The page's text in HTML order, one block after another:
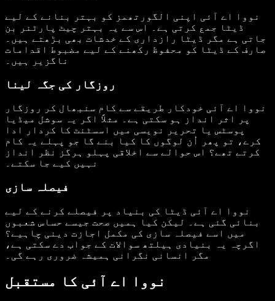
نووا اے آئی اپنی الگورتھمز کو بہتر بنانے کے لیے
ڈیٹا جمع کرتی ہے۔ اس سے یہ بہتر چیٹ پارٹنر بن
جاتی ہے مگر ڈیٹا رازداری کے خدشات بھی بڑھتے ہیں۔
صارف کے ڈیٹا کو محفوظ رکھنے کے لیے مضبوط اقدامات
ناگزیر ہیں۔
روزگار کی جگہ لینا
نووا اے آئی خودکار طریقے سے کام سنبھال کر روزگار
پر اثر انداز ہو سکتی ہے۔ مثلاً اگر یہ سوشل میڈیا
پوسٹس یا تحریر نویسی میں اسسٹنٹ کا کردار ادا
کرے، تو پھر اُن لوگوں کا کیا بنے گا جو پہلے یہ کام
کرتے تھے؟ اس حوالے سے اخلاقی پہلو ہرگز نظر انداز
نہیں کیے جا سکتے۔
فیصلہ سازی
نووا اے آئی ڈیٹا کی بنیاد پر فیصلے کرنے کے لیے
بنائی گئی ہے۔ لیکن کیا ہمیں صحت جیسے حساس شعبوں
میں اسے فیصلہ سازی کی مکمل اجازت دینی چاہیے؟
اگرچہ یہ بنیادی ہیلتھ سوالات کے جواب دے سکتی ہے،
مگر انسانی نگرانی ہمیشہ ضروری رہے گی۔
نووا اے آئی کا مستقبل